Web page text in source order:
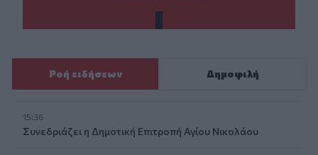
Ροή ειδήσεων Δημοφιλή
15:36
Συνεδριάζει η Δημοτική Επιτροπή Αγίου Νικολάου